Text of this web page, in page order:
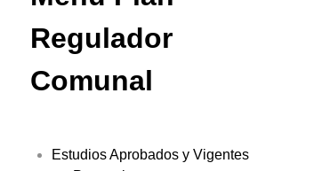
Regulador
Comunal
Estudios Aprobados y Vigentes